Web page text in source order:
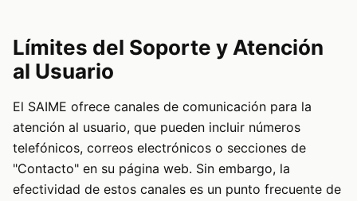
Límites del Soporte y Atención
al Usuario
El SAIME ofrece canales de comunicación para la
atención al usuario, que pueden incluir números
telefónicos, correos electrónicos o secciones de
"Contacto" en su página web. Sin embargo, la
efectividad de estos canales es un punto frecuente de